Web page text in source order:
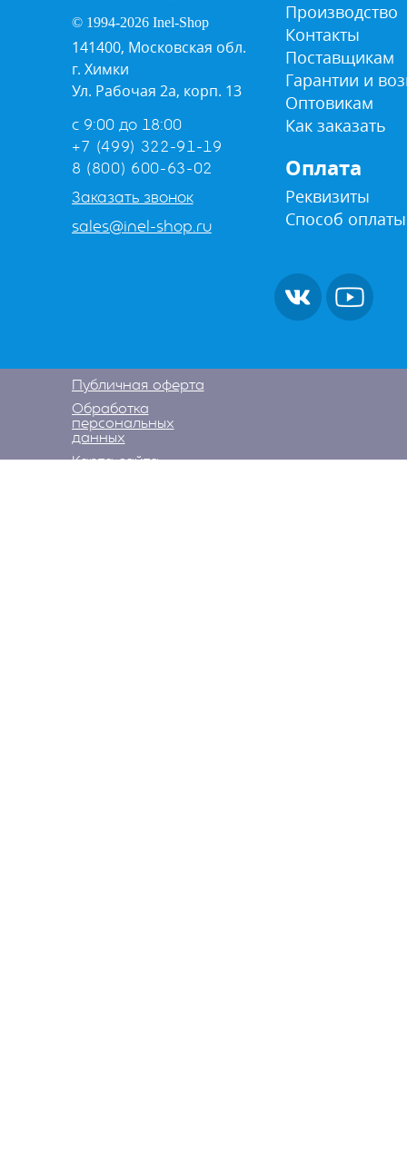
© 1994-2026 Inel-Shop
141400, Московская обл.
г. Химки
Ул. Рабочая 2а, корп. 13
с 9:00 до 18:00
+7 (499) 322-91-19
8 (800) 600-63-02
Заказать звонок
sales@inel-shop.ru
Производство
Контакты
Поставщикам
Гарантии и
Оптовикам
Как заказать
Оплата
Реквизиты
Способ оплаты
Публичная оферта
Обработка
персональных
данных
Карта сайта